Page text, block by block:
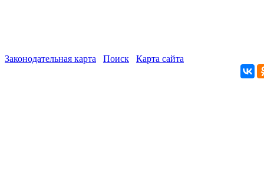
Законодательная карта Поиск Карта сайта